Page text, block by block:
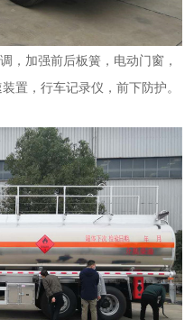
，加强前后板簧，电动门窗，
装置，行车记录仪，前下防护。